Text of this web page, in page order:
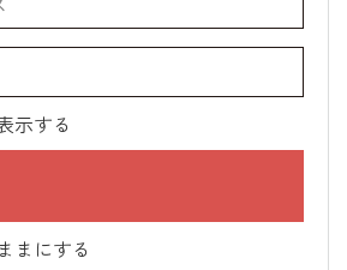
示する
まにする